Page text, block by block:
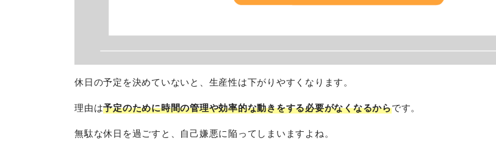
休日の予定を決めていないと、生産性は下がりやすくなります。
理由は予定のために時間の管理や効率的な動きをする必要がなくなるからです。
無駄な休日を過ごすと、自己嫌悪に陥ってしまいますよね。